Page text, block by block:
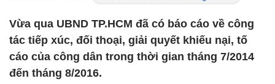
Vừa qua UBND TP.HCM đã có báo cáo về công
tác tiếp xúc, đối thoại, giải quyết khiếu nại, tố
cáo của công dân trong thời gian tháng 7/2014
đến tháng 8/2016.